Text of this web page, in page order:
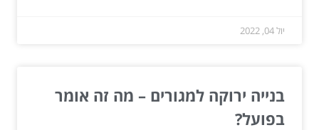
יול 04, 2022
בנייה ירוקה למגורים – מה זה אומר
בפועל?